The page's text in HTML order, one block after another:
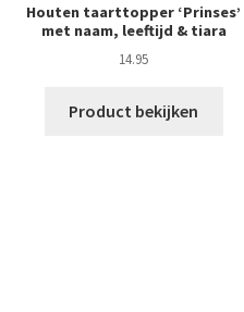
Houten taarttopper ‘Prinses’
met naam, leeftijd & tiara
14.95
Product bekijken